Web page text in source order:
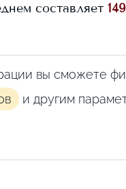
составляет
вы сможете
и другим